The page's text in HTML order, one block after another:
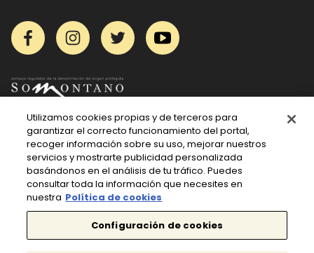
Facebook Instagram Twitter
Utilizamos cookies propias y de terceros para
garantizar el correcto funcionamiento del portal,
recoger información sobre su uso, mejorar nuestros
servicios y mostrarte publicidad personalizada
basándonos en el análisis de tu tráfico. Puedes
consultar toda la información que necesites en
nuestra Política de cookies
Configuración de cookies